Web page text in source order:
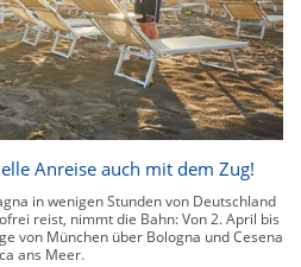
Anreise auch mit dem Zug!
in wenigen Stunden von Deutschland
reist, nimmt die Bahn: Von 2. April bis
von München über Bologna und Cesena
ans Meer.